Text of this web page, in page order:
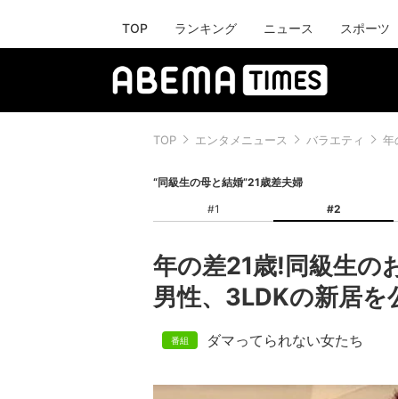
TOP ランキング ニュース スポーツ
TOP エンタメニュース バラエティ 年
“同級生の母と結婚”21歳差夫婦
#1
#2
年の差21歳!同級生の
男性、3LDKの新居を
ダマってられない女たち